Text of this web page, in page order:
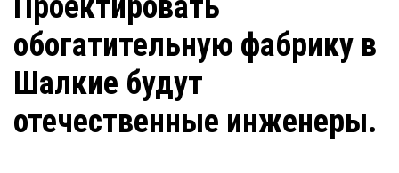
обогатительную фабрику в
Шалкие будут
отечественные инженеры.